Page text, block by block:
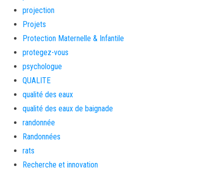
projection
Projets
Protection Maternelle & Infantile
protegez-vous
psychologue
QUALITE
qualité des eaux
qualité des eaux de baignade
randonnée
Randonnées
rats
Recherche et innovation